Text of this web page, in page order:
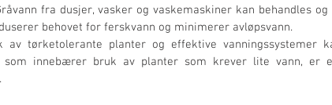
fra dusjer, vasker og vaskemaskiner kan behandles
behovet for ferskvann og minimerer avløpsvann.
av tørketolerante planter og effektive vanningssystemer
som innebærer bruk av planter som krever lite vann, er